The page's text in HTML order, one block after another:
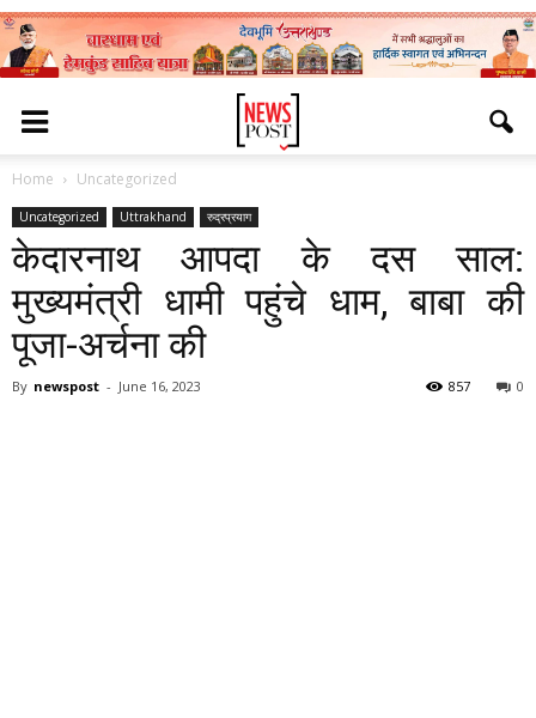
Home Uncategorized
Uncategorized Uttrakhand रुद्रप्रयाग
केदारनाथ आपदा के दस साल:
मुख्यमंत्री धामी पहुंचे धाम, बाबा की
पूजा-अर्चना की
By newspost - June 16, 2023 0
857